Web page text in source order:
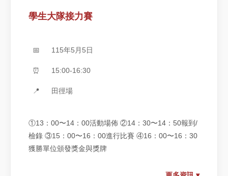
學生大隊接力賽
📅 115年5月5日
⏰ 15:00-16:30
📍 田徑場
①13：00〜14：00活動場佈 ②14：30〜14：50報到/
檢錄 ③15：00〜16：00進行比賽 ④16：00〜16：30
獲勝單位頒發獎金與獎牌